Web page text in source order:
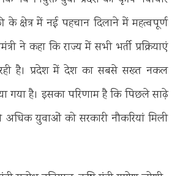
क्षेत्र में नई पहचान दिलाने में महत्वपूर्ण
ने कहा कि राज्य में सभी भर्ती प्रक्रियाएं
रही है। प्रदेश में देश का सबसे सख्त नकल
गया है। इसका परिणाम है कि पिछले साढ़े
अधिक युवाओं को सरकारी नौकरियां मिली